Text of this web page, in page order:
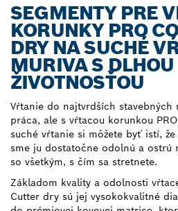
SEGMENTY PRE
KORUNKY PRO
DRY NA SUCHÉ
MURIVA S DLHOU
ŽIVOTNOSŤOU
Vŕtanie do najtvrdších stavebných
práca, ale s vŕtacou korunkou
suché vŕtanie si môžete byť istí,
sme ju dostatočne odolnú a ostrú
so všetkým, s čím sa stretnete.
Základom kvality a odolnosti
Cutter dry sú jej vysokokvalitné